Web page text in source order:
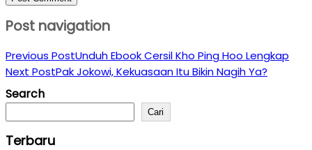
Post navigation
Previous PostUnduh Ebook Cersil Kho Ping Hoo Lengkap
Next PostPak Jokowi, Kekuasaan Itu Bikin Nagih Ya?
Search
Cari
Terbaru